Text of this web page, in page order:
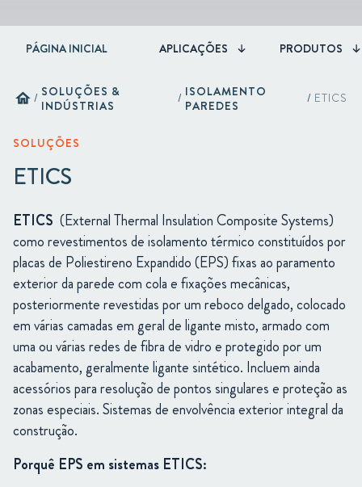
PÁGINA INICIAL APLICAÇÕES PRODUTOS
home / SOLUÇÕES &
INDÚSTRIAS
/ ISOLAMENTO
PAREDES
/ ETICS
SOLUÇÕES
ETICS
ETICS (External Thermal Insulation Composite Systems)
como revestimentos de isolamento térmico constituídos por
placas de Poliestireno Expandido (EPS) fixas ao paramento
exterior da parede com cola e fixações mecânicas,
posteriormente revestidas por um reboco delgado, colocado
em várias camadas em geral de ligante misto, armado com
uma ou várias redes de fibra de vidro e protegido por um
acabamento, geralmente ligante sintético. Incluem ainda
acessórios para resolução de pontos singulares e proteção as
zonas especiais. Sistemas de envolvência exterior integral da
construção.
Porquê EPS em sistemas ETICS: